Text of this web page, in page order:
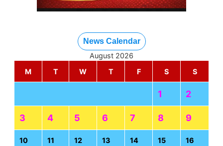
News Calendar
August 2026
M
T W T F S S
1 2
3 4 5 6 7 8 9
10 11 12 13 14 15 16